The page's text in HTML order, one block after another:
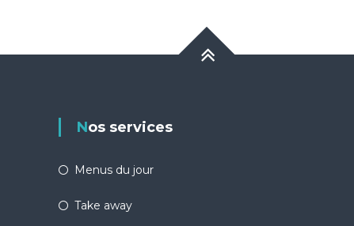
Nos services
Menus du jour
Take away